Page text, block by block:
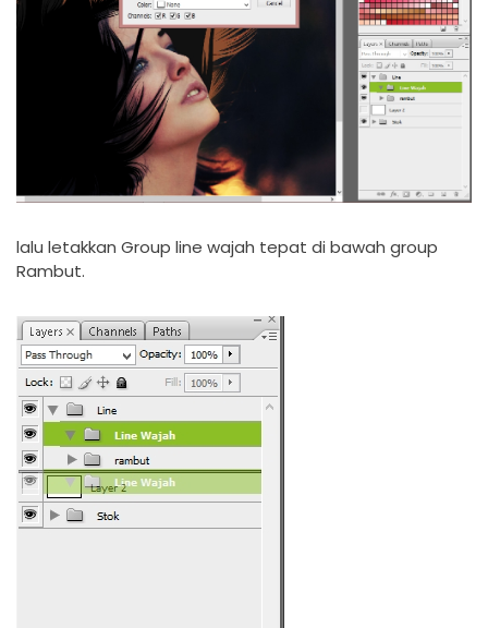
lalu letakkan Group line wajah tepat di bawah group
Rambut.